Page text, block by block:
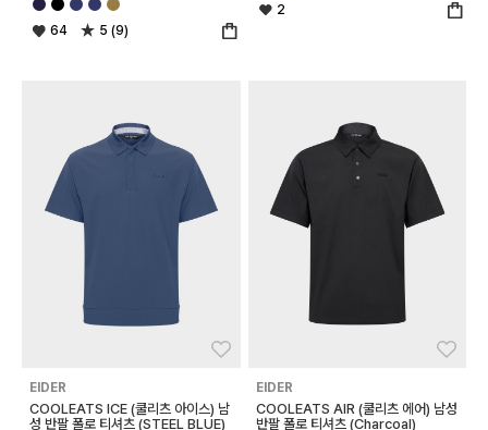
64 5 (9)
2
EIDER
COOLEATS ICE (쿨리츠 아이스) 남
성 반팔 폴로 티셔츠 (STEEL BLUE)
EIDER
COOLEATS AIR (쿨리츠 에어) 남성
반팔 폴로 티셔츠 (Charcoal)